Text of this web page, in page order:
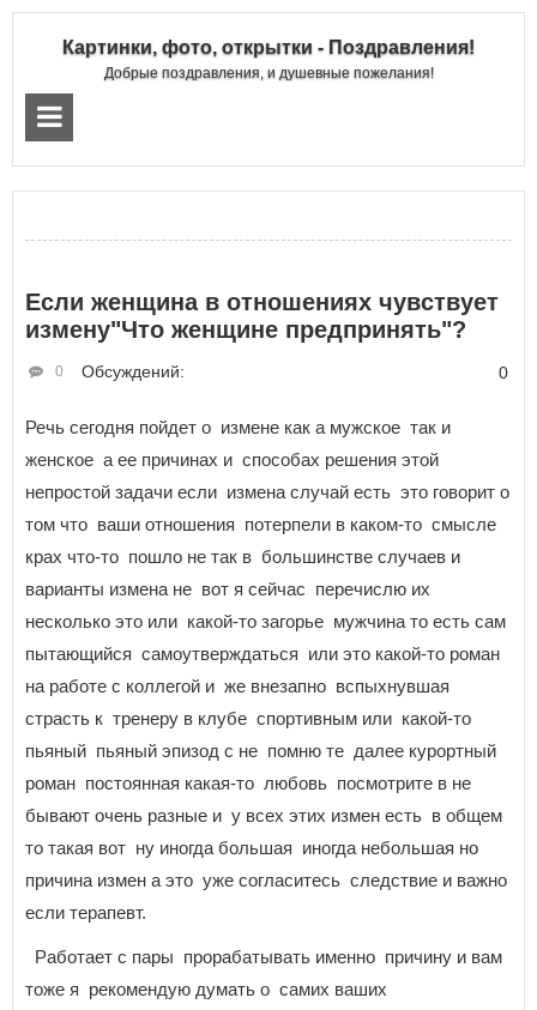
Картинки, фото, открытки - Поздравления!
Добрые поздравления, и душевные пожелания!
Если женщина в отношениях чувствует
измену"Что женщине предпринять"?
Обсуждений:
0 0
Речь сегодня пойдет о измене как а мужское так и
женское а ее причинах и способах решения этой
непростой задачи если измена случай есть это говорит о
том что ваши отношения потерпели в каком-то смысле
крах что-то пошло не так в большинстве случаев и
варианты измена не вот я сейчас перечислю их
несколько это или какой-то загорье мужчина то есть сам
пытающийся самоутверждаться или это какой-то роман
на работе с коллегой и же внезапно вспыхнувшая
страсть к тренеру в клубе спортивным или какой-то
пьяный пьяный эпизод с не помню те далее курортный
роман постоянная какая-то любовь посмотрите в не
бывают очень разные и у всех этих измен есть в общем
то такая вот ну иногда большая иногда небольшая но
причина измен а это уже согласитесь следствие и важно
если терапевт.
Работает с пары прорабатывать именно причину и вам
тоже я рекомендую думать о самих ваших